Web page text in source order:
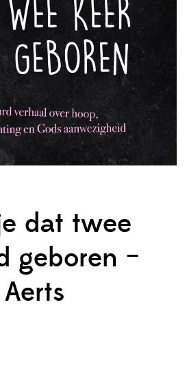
dat twee
geboren –